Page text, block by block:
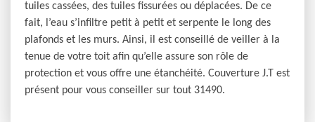
tuiles cassées, des tuiles fissurées ou déplacées. De ce
fait, l’eau s’infiltre petit à petit et serpente le long des
plafonds et les murs. Ainsi, il est conseillé de veiller à la
tenue de votre toit afin qu’elle assure son rôle de
protection et vous offre une étanchéité. Couverture J.T est
présent pour vous conseiller sur tout 31490.